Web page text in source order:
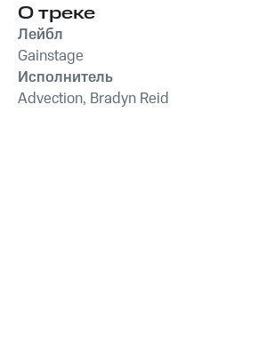
О треке
Лейбл
Gainstage
Исполнитель
Advection, Bradyn Reid